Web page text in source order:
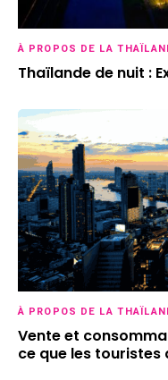
À PROPOS DE LA
Thaïlande de nuit :
À PROPOS DE LA
Vente et
ce que les